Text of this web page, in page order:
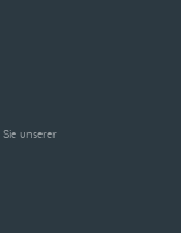
unserer